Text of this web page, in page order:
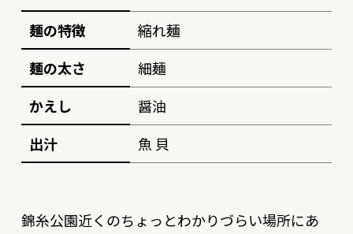
麺の特徴
縮れ麺
麺の太さ
細麺
かえし
醤油
出汁
魚 貝
錦糸公園近くのちょっとわかりづらい場所にあ